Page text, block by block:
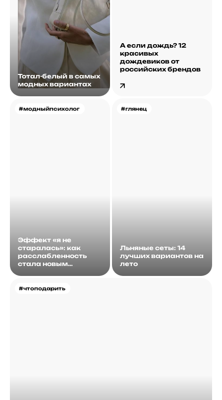
Тотал-белый в самых
модных вариантах
А если дождь? 12
красивых
дождевиков от
российских брендов
#модныйпсихолог
Эффект «я не
старалась»: как
расслабленность
стала новым
#чтоподарить
#глянец
Льняные сеты: 14
лучших вариантов на
лето